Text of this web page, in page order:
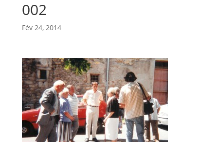
002
Fév 24, 2014